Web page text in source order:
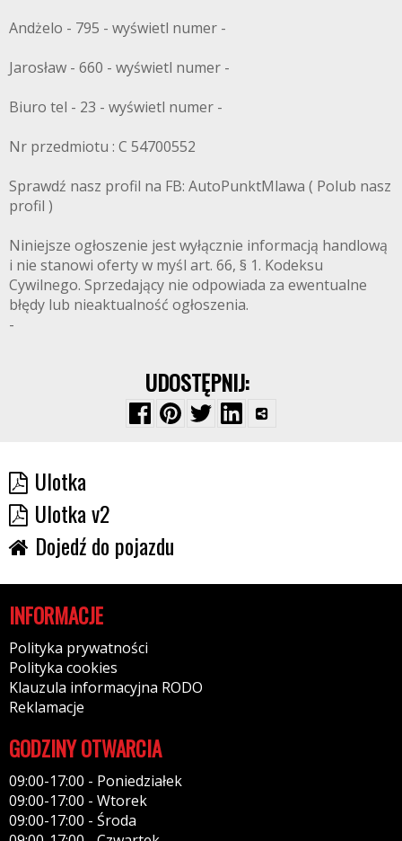
Andżelo - 795 - wyświetl numer -
Jarosław - 660 - wyświetl numer -
Biuro tel - 23 - wyświetl numer -
Nr przedmiotu : C 54700552
Sprawdź nasz profil na FB: AutoPunktMlawa ( Polub nasz
profil )
Niniejsze ogłoszenie jest wyłącznie informacją handlową
i nie stanowi oferty w myśl art. 66, § 1. Kodeksu
Cywilnego. Sprzedający nie odpowiada za ewentualne
błędy lub nieaktualność ogłoszenia.
-
UDOSTĘPNIJ:
Ulotka
Ulotka v2
Dojedź do pojazdu
INFORMACJE
Polityka prywatności
Polityka cookies
Klauzula informacyjna RODO
Reklamacje
GODZINY OTWARCIA
09:00-17:00 - Poniedziałek
09:00-17:00 - Wtorek
09:00-17:00 - Środa